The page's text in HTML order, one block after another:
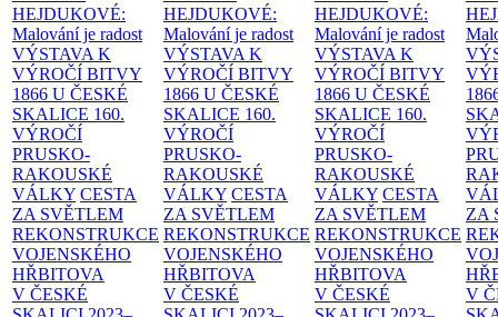
HEJDUKOVÉ:
Malování je radost
VÝSTAVA K
VÝROČÍ BITVY
1866 U ČESKÉ
SKALICE 160.
VÝROČÍ
PRUSKO-
RAKOUSKÉ
VÁLKY CESTA
ZA SVĚTLEM
REKONSTRUKCE
VOJENSKÉHO
HŘBITOVA
V ČESKÉ
HEJDUKOVÉ:
Malování je radost
VÝSTAVA K
VÝROČÍ BITVY
1866 U ČESKÉ
SKALICE 160.
VÝROČÍ
PRUSKO-
RAKOUSKÉ
VÁLKY CESTA
ZA SVĚTLEM
REKONSTRUKCE
VOJENSKÉHO
HŘBITOVA
V ČESKÉ
HEJDUKOVÉ:
Malování je radost
VÝSTAVA K
VÝROČÍ BITVY
1866 U ČESKÉ
SKALICE 160.
VÝROČÍ
PRUSKO-
RAKOUSKÉ
VÁLKY CESTA
ZA SVĚTLEM
REKONSTRUKCE
VOJENSKÉHO
HŘBITOVA
V ČESKÉ
ZA
V